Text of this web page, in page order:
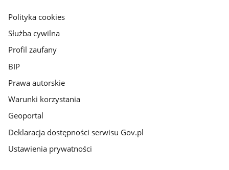
gov.pl
Polityka cookies
Służba cywilna
Profil zaufany
BIP
Prawa autorskie
Warunki korzystania
Geoportal
Deklaracja dostępności serwisu Gov.pl
Ustawienia prywatności